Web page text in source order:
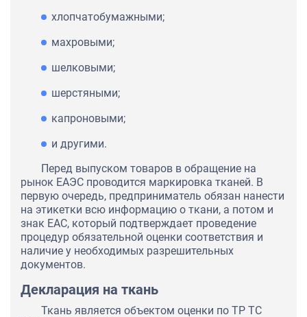
хлопчатобумажными;
махровыми;
шелковыми;
шерстяными;
капроновыми;
и другими.
Перед выпуском товаров в обращение на
рынок ЕАЭС проводится маркировка тканей. В
первую очередь, предприниматель обязан нанести
на этикетки всю информацию о ткани, а потом и
знак ЕАС, который подтверждает проведение
процедур обязательной оценки соответствия и
наличие у необходимых разрешительных
документов.
Декларация на ткань
Ткань является объектом оценки по ТР ТС